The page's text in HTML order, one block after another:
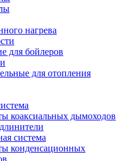
нагрева
для бойлеров
для отопления
коаксиальных дымоходов
система
конденсационных